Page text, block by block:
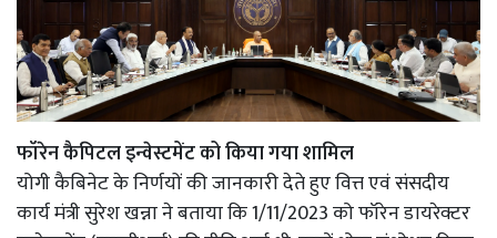
फॉरेन कैपिटल इन्वेस्टमेंट को किया गया शामिल
योगी कैबिनेट के निर्णयों की जानकारी देते हुए वित्त एवं संसदीय
कार्य मंत्री सुरेश खन्ना ने बताया कि 1/11/2023 को फॉरेन डायरेक्टर